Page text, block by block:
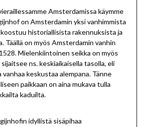
Amsterdamissa käymme
on Amsterdamin yksi vanhimmista
historiallisista rakennuksista ja
Täällä on myös Amsterdamin vanhin
Mielenkiintoinen seikka on myös
ns. keskiaikaisella tasolla, eli
keskustaa alempana. Tänne
paikkaan on aina mukava tulla
kaduilta.
idyllistä sisäpihaa